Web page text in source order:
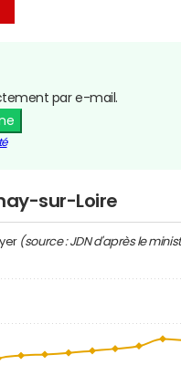
par e-mail.
sur-Loire
(source : JDN d'après le